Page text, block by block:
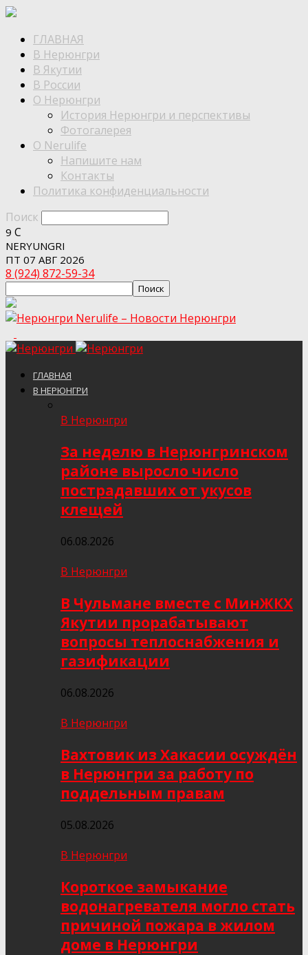
ГЛАВНАЯ
В Нерюнгри
В Якутии
В России
О Нерюнгри
История Нерюнгри и перспективы
Фотогалерея
О Nerulife
Напишите нам
Контакты
Политика конфиденциальности
Поиск
9 C
NERYUNGRI
ПТ 07 АВГ 2026
8 (924) 872-59-34
Nerulife – Новости Нерюнгри
ГЛАВНАЯ
В НЕРЮНГРИ
В Нерюнгри
За неделю в Нерюнгринском
районе выросло число
пострадавших от укусов
клещей
06.08.2026
В Нерюнгри
В Чульмане вместе с МинЖКХ
Якутии прорабатывают
вопросы теплоснабжения и
газификации
06.08.2026
В Нерюнгри
Вахтовик из Хакасии осуждён
в Нерюнгри за работу по
поддельным правам
05.08.2026
В Нерюнгри
Короткое замыкание
водонагревателя могло стать
причиной пожара в жилом
доме в Нерюнгри